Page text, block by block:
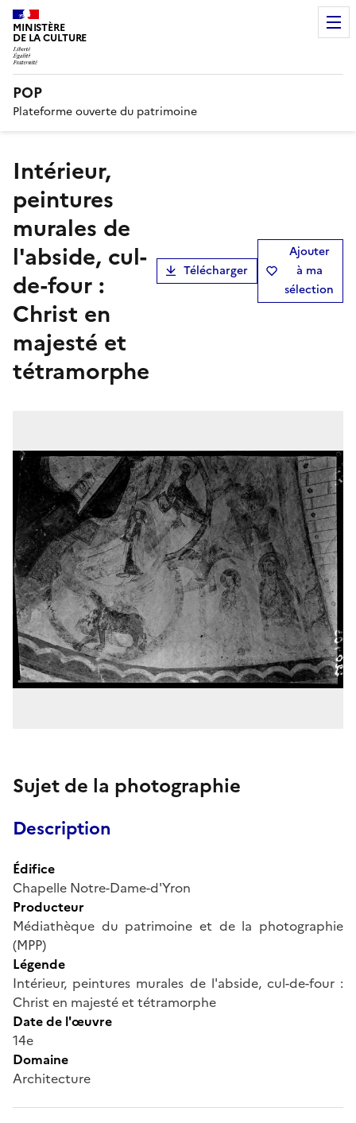
MINISTÈRE
DE LA CULTURE
POP
Plateforme ouverte du patrimoine
Intérieur,
peintures
murales de
l'abside, cul-
de-four :
Christ en
majesté et
tétramorphe
Télécharger
Ajouter
à ma
sélection
Sujet de la photographie
Description
Édifice
Chapelle Notre-Dame-d'Yron
Producteur
Médiathèque du patrimoine et de la photographie
(MPP)
Légende
Intérieur, peintures murales de l'abside, cul-de-four :
Christ en majesté et tétramorphe
Date de l'œuvre
14e
Domaine
Architecture